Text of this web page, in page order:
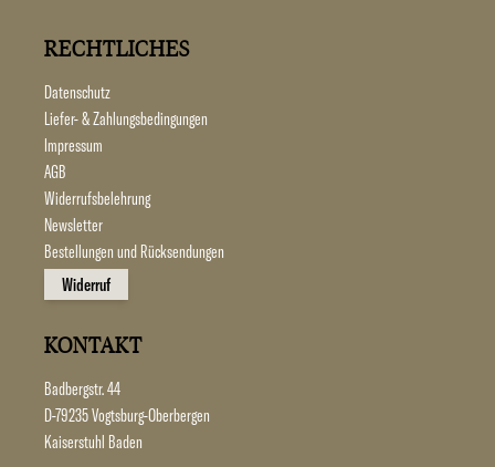
RECHTLICHES
Datenschutz
Liefer- & Zahlungsbedingungen
Impressum
AGB
Widerrufsbelehrung
Newsletter
Bestellungen und Rücksendungen
Widerruf
KONTAKT
Badbergstr. 44
D-79235 Vogtsburg-Oberbergen
Kaiserstuhl Baden